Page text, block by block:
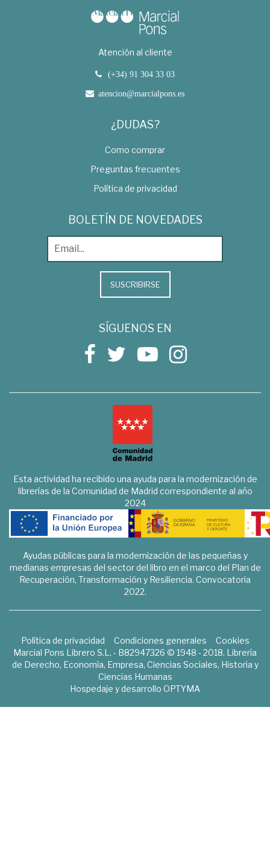
Atención al cliente
(+34) 91 304 33 03
atencion@marcialpons.es
¿DUDAS?
Como comprar
Preguntas frecuentes
Política de privacidad
BOLETÍN DE NOVEDADES
SUSCRIBIRSE
SÍGUENOS EN
Esta actividad ha recibido una ayuda para la modernización de
librerías de la Comunidad de Madrid correspondiente al año
2024
Ayudas públicas para la modernización de las pequeñas y
medianas empresas del sector del libro en el marco del Plan de
Recuperación, Transformación y Resiliencia. Convocatoria
2022.
Política de privacidad Condiciones generales
Cookies
Marcial Pons Librero S.L. - B82947326 © 1948 - 2018. Librería
de Derecho, Economía, Empresa, Ciencias Sociales, Historia y
Ciencias Humanas
Hospedaje y desarrollo OPTYMA